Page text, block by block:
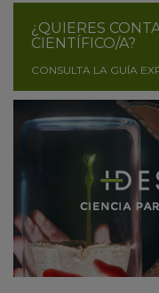
¿QUIERES
CIENTÍFICO/A?
CONSULTA LA GUÍA